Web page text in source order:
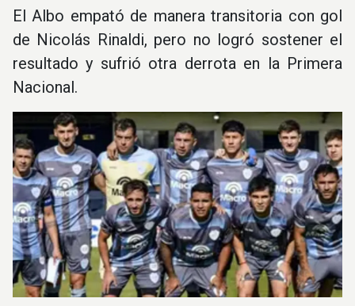
El Albo empató de manera transitoria con gol
de Nicolás Rinaldi, pero no logró sostener el
resultado y sufrió otra derrota en la Primera
Nacional.